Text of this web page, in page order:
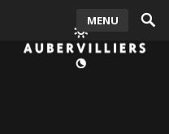
MENU